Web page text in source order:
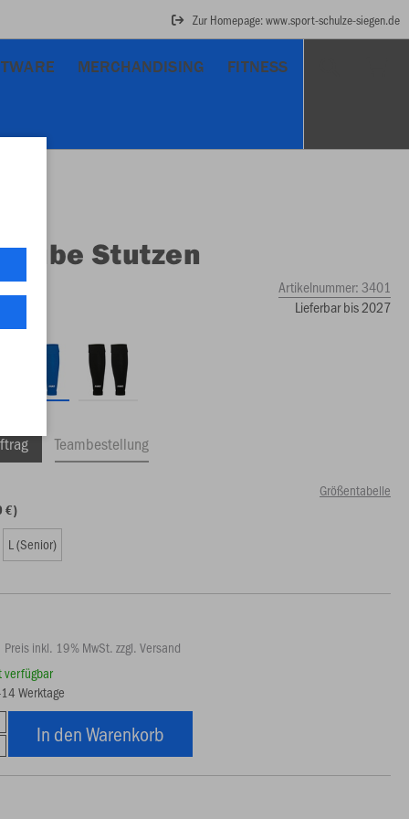
Zur Homepage: www.sport-schulze-siegen.de
MERCHANDISING FITNESS
Tube Stutzen
Artikelnummer:3401
Lieferbar bis 2027
Teambestellung
Größentabelle
€)
L (Senior)
Preis inkl. 19% MwSt. zzgl. Versand
verfügbar
Werktage
In den Warenkorb